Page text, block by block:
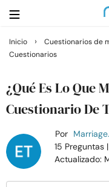
Buscar
Casarse
Relaciones
Familia
Inicio › Cuestionarios de
Cuestionarios
¿Qué Es Lo Que
Cuestionario De
Por
15 Preguntas
Actualizado: